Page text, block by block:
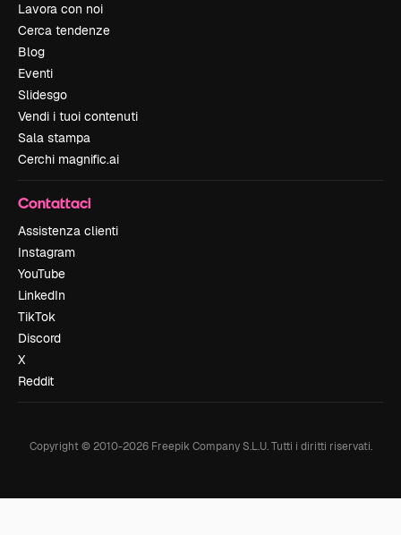
Lavora con noi
Cerca tendenze
Blog
Eventi
Slidesgo
Vendi i tuoi contenuti
Sala stampa
Cerchi magnific.ai
Contattaci
Assistenza clienti
Instagram
YouTube
LinkedIn
TikTok
Discord
X
Reddit
Copyright © 2010-2026Freepik Company S.L.U. Tutti i diritti riservati.